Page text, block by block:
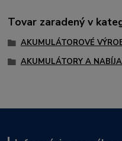
Tovar zaradený v
AKUMULÁTOROVÉ
AKUMULÁTORY A